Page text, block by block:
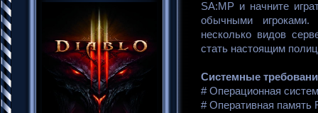
SA:MP и начните
обычными
несколько видов
стать настоящим
Системные
# Операционная
# Оперативная память